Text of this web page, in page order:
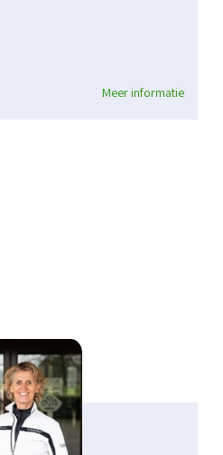
Meer informatie